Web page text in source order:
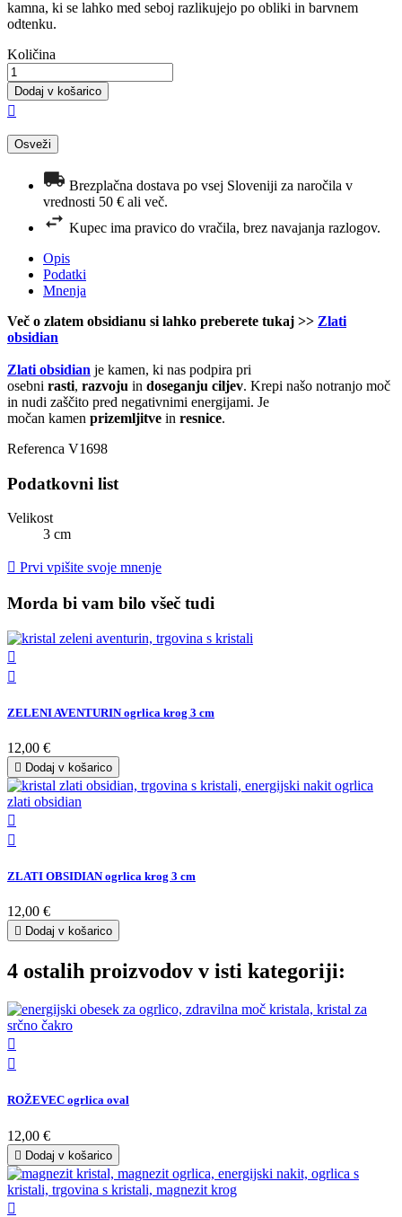
kamna, ki se lahko med seboj razlikujejo po obliki in barvnem
odtenku.
Količina
Dodaj v košarico

Brezplačna dostava po vsej Sloveniji za naročila v
vrednosti 50 € ali več.
Kupec ima pravico do vračila, brez navajanja razlogov.
Opis
Podatki
Mnenja
Več o zlatem obsidianu si lahko preberete tukaj >> Zlati
obsidian
Zlati obsidian je kamen, ki nas podpira pri
osebni rasti, razvoju in doseganju ciljev. Krepi našo notranjo moč
in nudi zaščito pred negativnimi energijami. Je
močan kamen prizemljitve in resnice.
Referenca V1698
Podatkovni list
Velikost
3 cm
 Prvi vpišite svoje mnenje
Morda bi vam bilo všeč tudi


ZELENI AVENTURIN ogrlica krog 3 cm
12,00 €
 Dodaj v košarico


ZLATI OBSIDIAN ogrlica krog 3 cm
12,00 €
 Dodaj v košarico
4 ostalih proizvodov v isti kategoriji:


ROŽEVEC ogrlica oval
12,00 €
 Dodaj v košarico
